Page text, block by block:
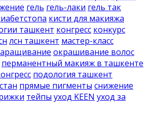
гель гель-лаки гель так
кисти для макияжа
ташкент конгресс конкурс
лсн ташкент мастер-класс
окрашивание волос
перманентный макияж в ташкенте
подология ташкент
прямые пигменты снижение
тейпы уход KEEN уход за